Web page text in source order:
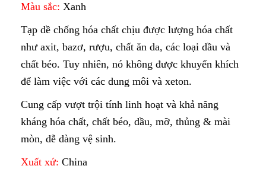
Màu sắc: Xanh
Tạp dề chống hóa chất chịu được lượng hóa chất
như axit, bazơ, rượu, chất ăn da, các loại dầu và
chất béo. Tuy nhiên, nó không được khuyến khích
để làm việc với các dung môi và xeton.
Cung cấp vượt trội tính linh hoạt và khả năng
kháng hóa chất, chất béo, dầu, mỡ, thủng & mài
mòn, dễ dàng vệ sinh.
Xuất xứ: China